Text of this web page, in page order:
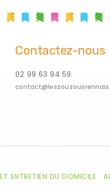
Contactez-nous
02 99 63 94 59
ENTRETIEN DU DOMICILE